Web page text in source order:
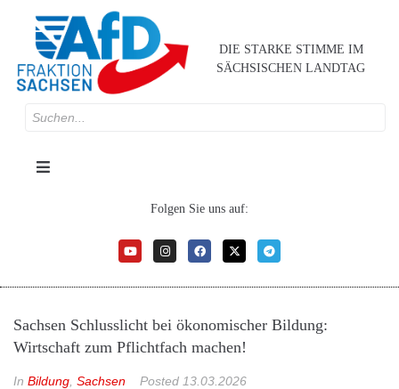
DIE STARKE STIMME IM
SÄCHSISCHEN LANDTAG
Folgen Sie uns auf:
Sachsen Schlusslicht bei ökonomischer Bildung:
Wirtschaft zum Pflichtfach machen!
In Bildung Sachsen Posted 13.03.2026